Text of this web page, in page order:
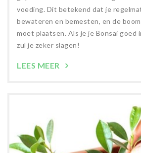
voeding. Dit betekend dat je
bewateren en bemesten, en de
moet plaatsen. Als je je Bonsai goed
zul je zeker slagen!
LEES MEER